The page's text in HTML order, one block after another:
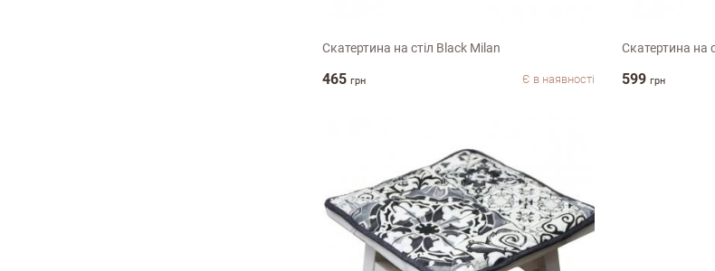
Скатертина на стіл Black Milan
465 грн Є в наявності
Скатертина на
599 грн